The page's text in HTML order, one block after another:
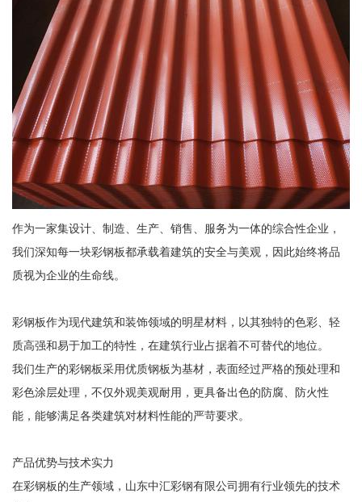
作为一家集设计、制造、生产、销售、服务为一体的综合性企业，
我们深知每一块彩钢板都承载着建筑的安全与美观，因此始终将品
质视为企业的生命线。
彩钢板作为现代建筑和装饰领域的明星材料，以其独特的色彩、轻
质高强和易于加工的特性，在建筑行业占据着不可替代的地位。
我们生产的彩钢板采用优质钢板为基材，表面经过严格的预处理和
彩色涂层处理，不仅外观美观耐用，更具备出色的防腐、防火性
能，能够满足各类建筑对材料性能的严苛要求。
产品优势与技术实力
在彩钢板的生产领域，山东中汇彩钢有限公司拥有行业领先的技术